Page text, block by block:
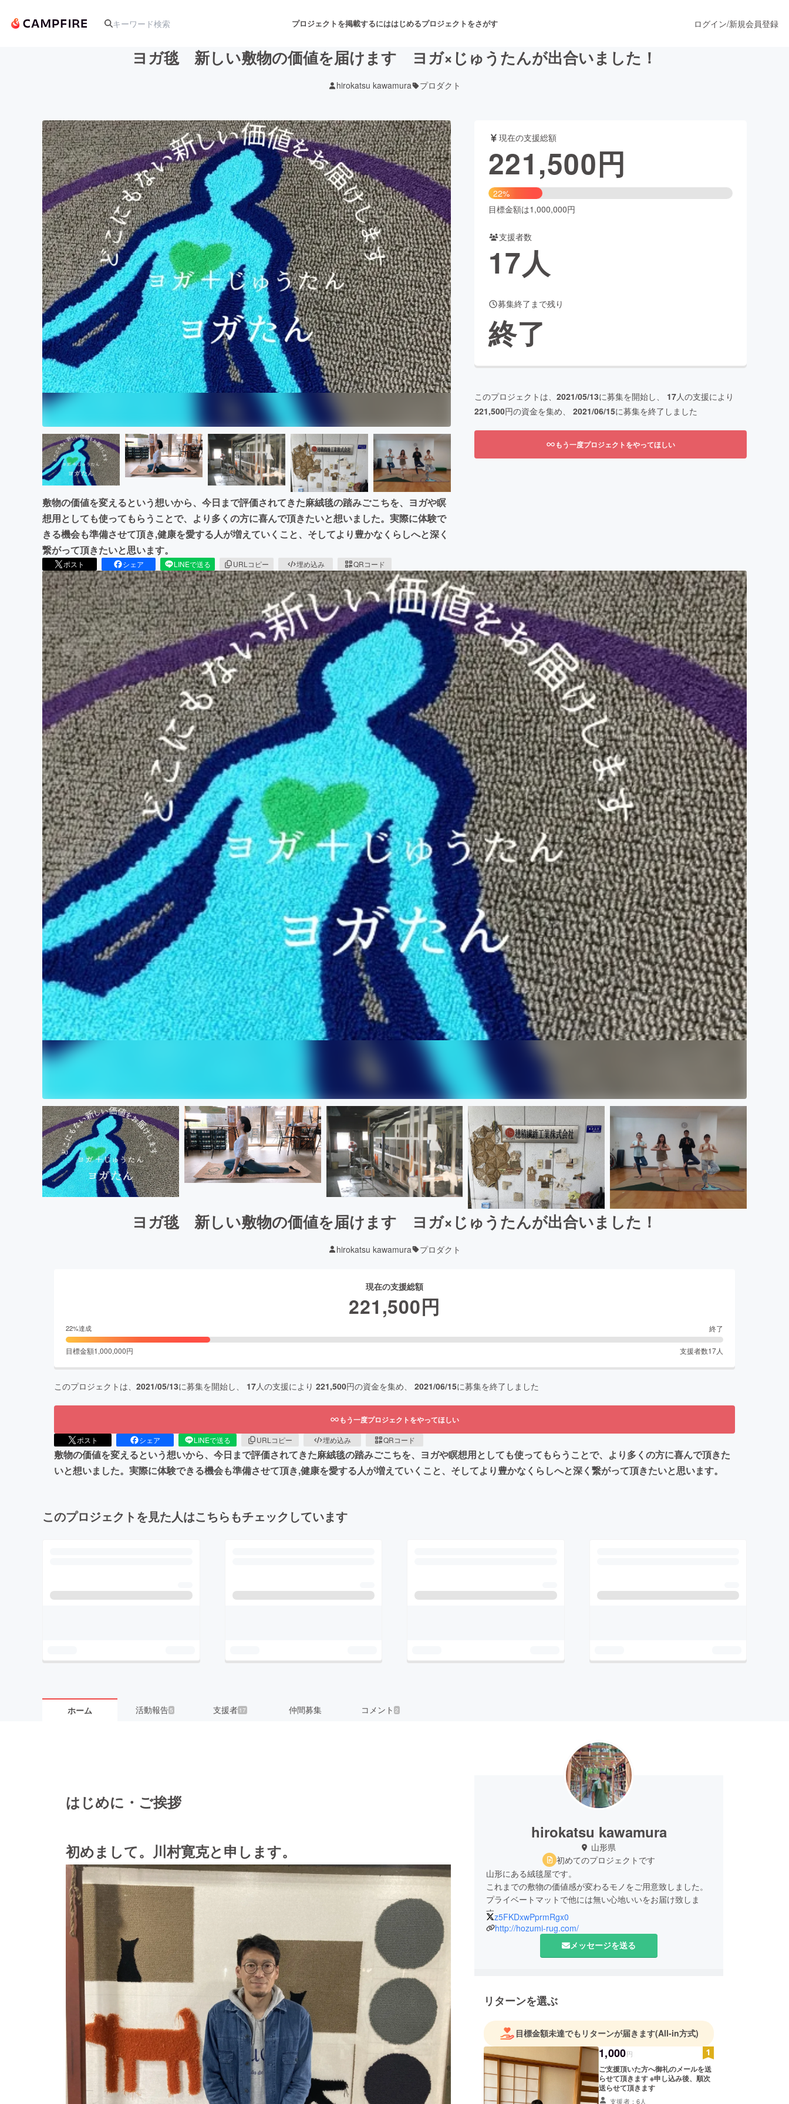
プロジェクトを掲載するにははじめるプロジェクトをさがす
アート・写真 音楽 舞台・パフォーマンス
テクノロジー・ガジェット ゲーム・サービス開発 フード・飲食店 ファッション
映像・映画 書籍・雑誌出版 アニメ・漫画
ビジネス・起業 チャレンジ ビューティー・ヘルスケア
まちづくり・地域活性化
CAMPFIRE for Social GoodCAMPFIRE Creation
CAMPFIREふるさと納税machi-yaコミュニティ
ログイン/新規会員登録
ヨガ毯 新しい敷物の価値を届けます ヨガ×じゅうたんが出合いました！
hirokatsu kawamura プロダクト
敷物の価値を変えるという想いから、今日まで評価されてきた麻絨毯の踏みごこちを、ヨガや瞑
想用としても使ってもらうことで、より多くの方に喜んで頂きたいと想いました。実際に体験で
きる機会も準備させて頂き,健康を愛する人が増えていくこと、そしてより豊かなくらしへと深く
繋がって頂きたいと思います。
ポスト シェア LINEで送る URLコピー 埋め込み QRコード
現在の支援総額
221,500円
22%
目標金額は1,000,000円
支援者数
17人
募集終了まで残り
終了
このプロジェクトは、 2021/05/13に募集を開始し、 17人の支援により
221,500円の資金を集め、 2021/06/15に募集を終了しました
もう一度プロジェクトをやってほしい
ヨガ毯 新しい敷物の価値を届けます ヨガ×じゅうたんが出合いました！
hirokatsu kawamura プロダクト
現在の支援総額
221,500円
22%達成 終了
目標金額1,000,000円 支援者数17人
このプロジェクトは、 2021/05/13に募集を開始し、 17人の支援により 221,500円の資金を集め、 2021/06/15に募集を終了しました
もう一度プロジェクトをやってほしい
ポスト シェア LINEで送る URLコピー 埋め込み QRコード
敷物の価値を変えるという想いから、今日まで評価されてきた麻絨毯の踏みごこちを、ヨガや瞑想用としても使ってもらうことで、より多くの方に喜んで頂きた
いと想いました。実際に体験できる機会も準備させて頂き,健康を愛する人が増えていくこと、そしてより豊かなくらしへと深く繋がって頂きたいと思います。
このプロジェクトを見た人はこちらもチェックしています
ホーム 活動報告5 支援者 17 仲間募集 コメント 2
はじめに・ご挨拶
初めまして。川村寛克と申します。
hirokatsu kawamura
山形県
初めてのプロジェクトです
山形にある絨毯屋です。
これまでの敷物の価値感が変わるモノをご用意致しました。
プライベートマットで他には無い心地いいをお届け致しま
す。z5FKDxwPprmRgx0
http://hozumi-rug.com/
メッセージを送る
リターンを選ぶ
目標金額未達でもリターンが届きます(All-in方式)
1,000円
ご支援頂いた方へ御礼のメールを送
らせて頂きます ※申し込み後、順次
送らせて頂きます
支援者：6人